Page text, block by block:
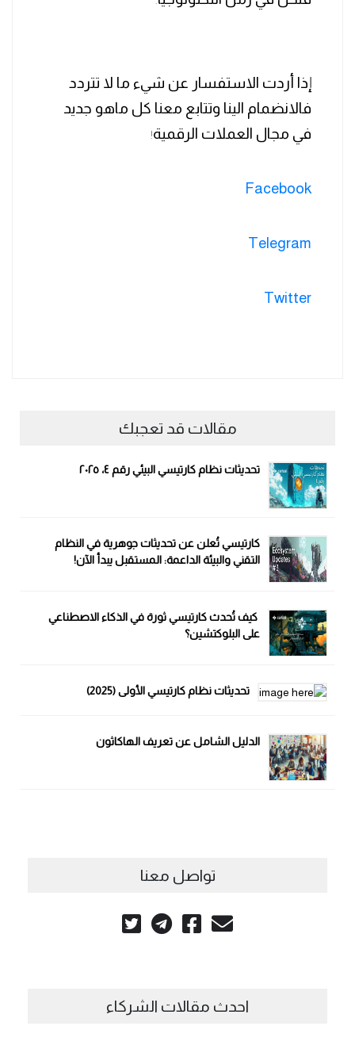
إذا أردت الاستفسار عن شيء ما لا تتردد
فالانضمام الينا وتتابع معنا كل ماهو جديد
في مجال العملات الرقمية!
Facebook
Telegram
Twitter
مقالات قد تعجبك
تحديثات نظام كارتيسي البيئي رقم ٤، ٢٠٢٥
كارتيسي تُعلن عن تحديثات جوهرية في النظام
التقني والبيئة الداعمة: المستقبل يبدأ الآن!
كيف تُحدث كارتيسي ثورة في الذكاء الاصطناعي
على البلوكتشين؟
تحديثات نظام كارتيسي الأولى (2025)
الدليل الشامل عن تعريف الهاكاثون
تواصل معنا
احدث مقالات الشركاء